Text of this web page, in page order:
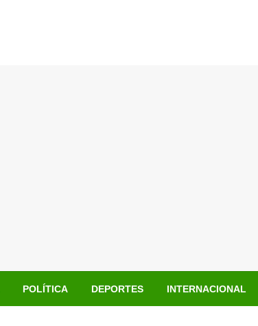
POLÍTICA DEPORTES INTERNACIONAL